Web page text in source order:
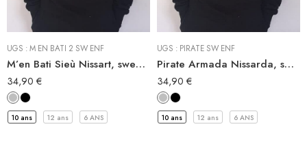
UGS :M EN BATI 2 SW ENF
M’en Bati Sieù Nissart, sweat-shirt de Nice enfant
34,90 €
10 ans 12 ans 6 ANS
Sweat Shirt
UGS : PIRATE SW ENF
Pirate Armada Nissarda, sweat-shirt enfant pirate niçois
34,90 €
10 ans 12 ans 6 ANS